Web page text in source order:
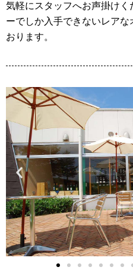
気軽にスタッフへお声掛けく
ーでしか入手できないレア
おります。